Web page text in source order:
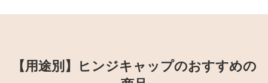
【用途別】ヒンジキャップのおすすめの